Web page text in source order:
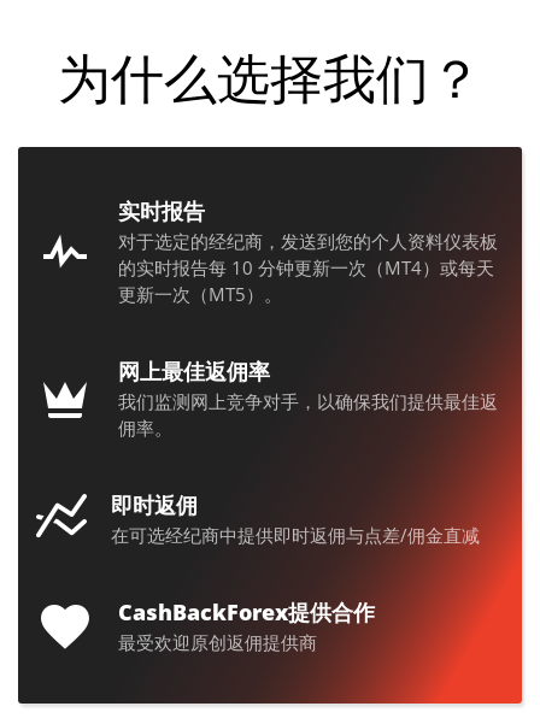
为什么选择我们？
实时报告
对于选定的经纪商，发送到您的个人资料仪表板
的实时报告每 10 分钟更新一次（MT4）或每天
更新一次（MT5）。
网上最佳返佣率
我们监测网上竞争对手，以确保我们提供最佳返
佣率。
即时返佣
在可选经纪商中提供即时返佣与点差/佣金直减
CashBackForex提供合作
最受欢迎原创返佣提供商